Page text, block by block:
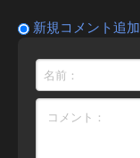
新規コメント追加